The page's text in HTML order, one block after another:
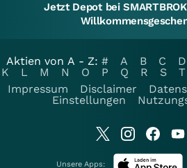
Jetzt Depot bei
Aktien von A - Z: # A B C D
K
L M N O P Q R S T
Impressum
Disclaimer
Einstellungen
Unsere Apps: